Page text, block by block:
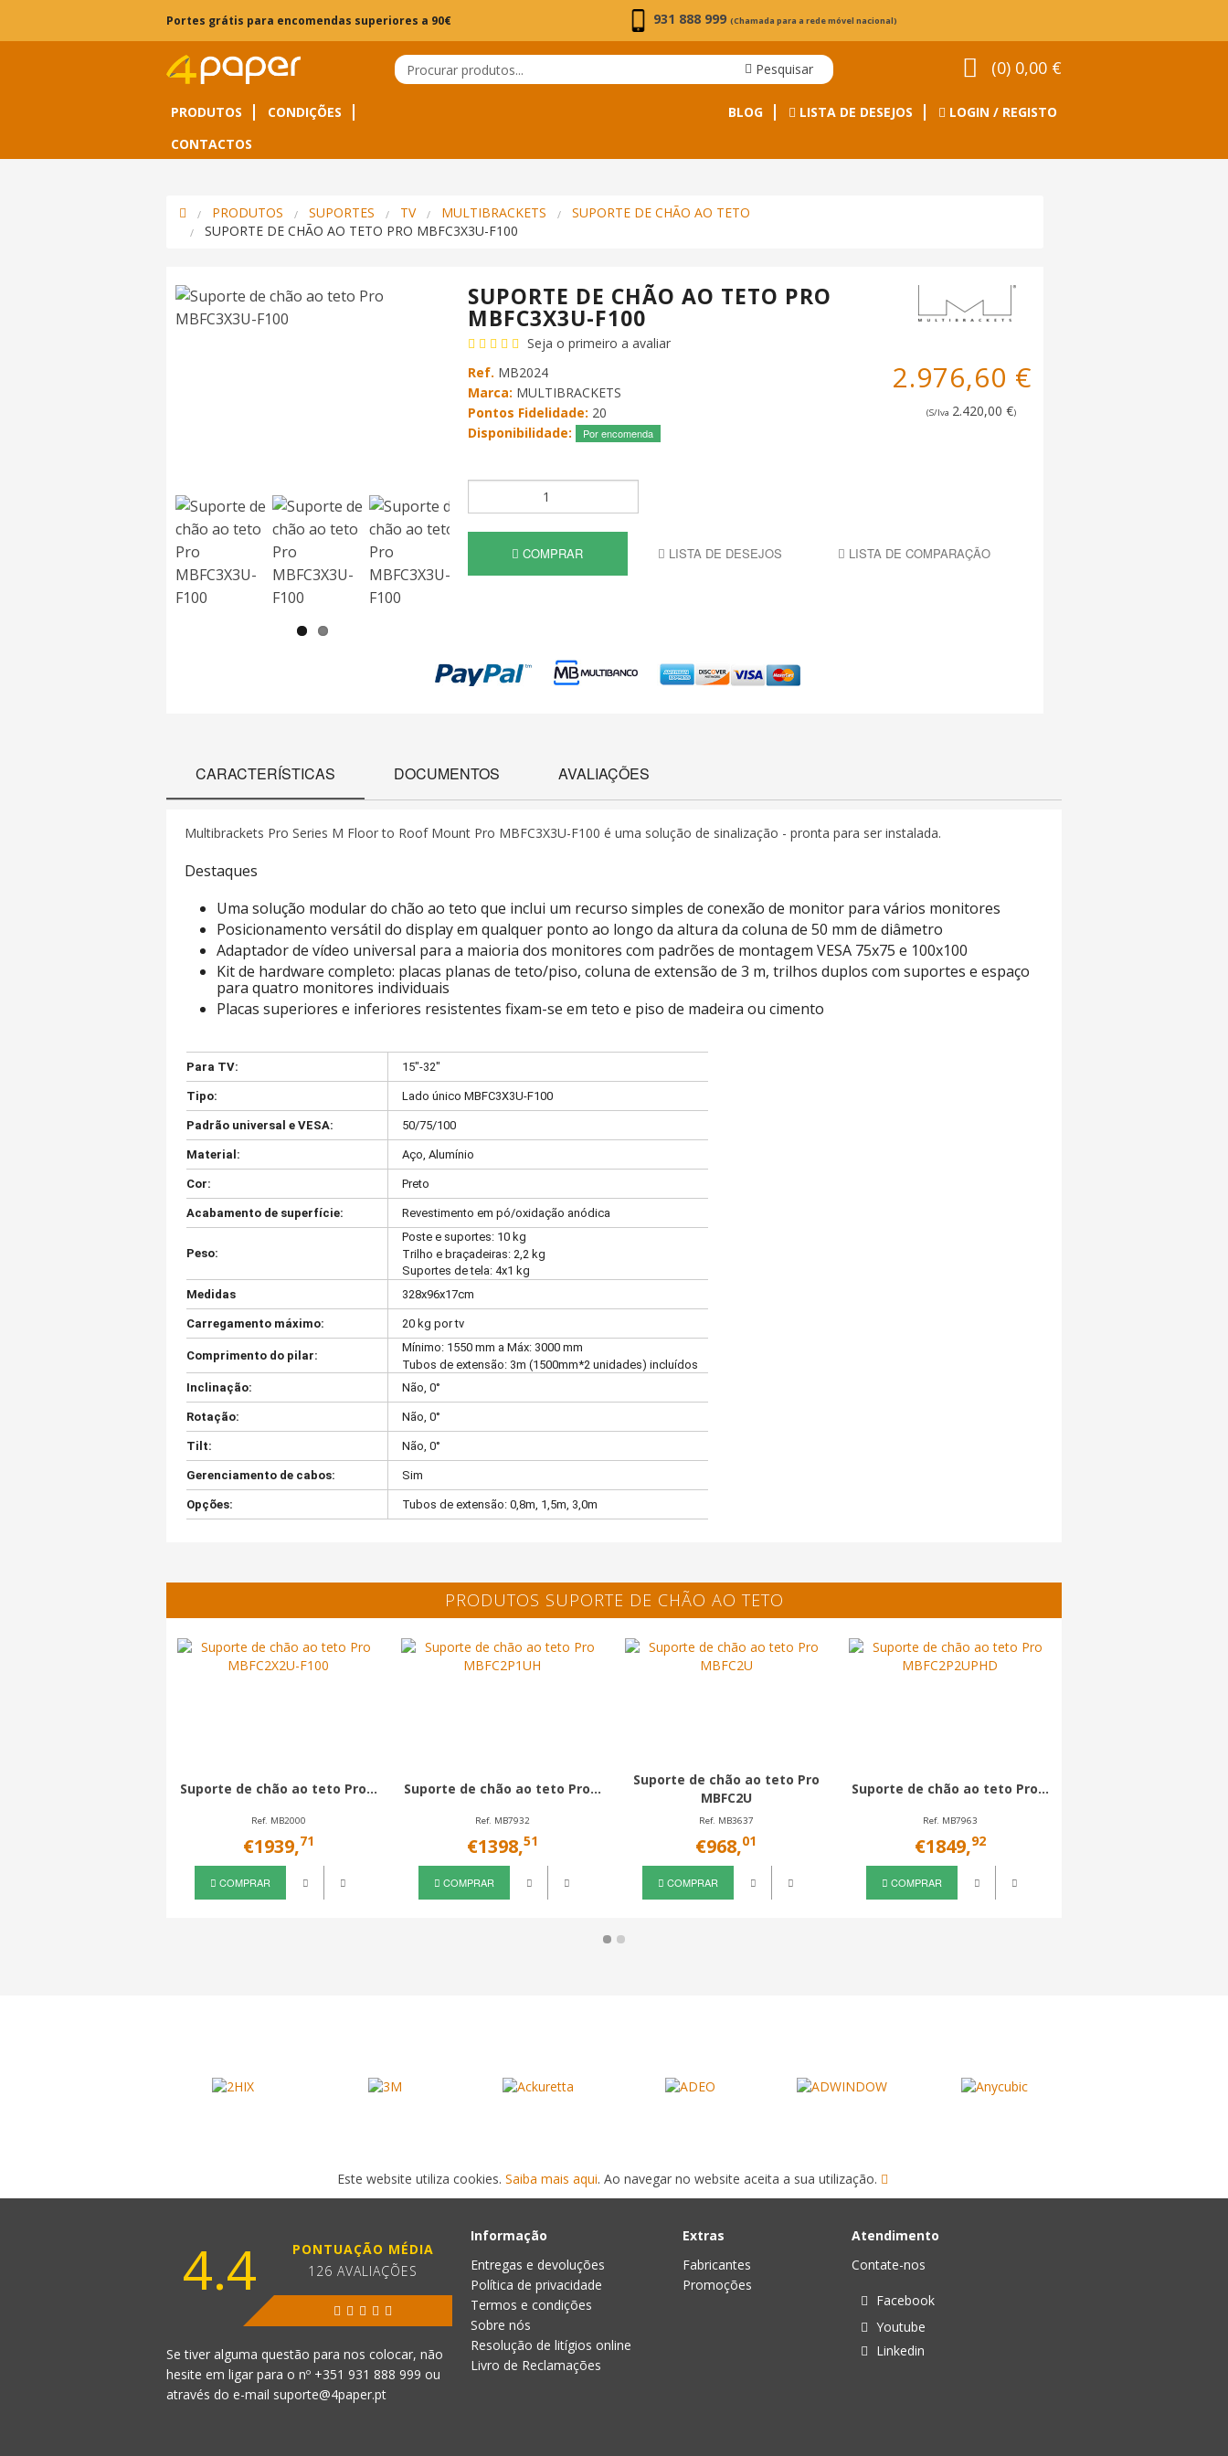
Portes grátis para encomendas superiores a 90€ 931 888 999 (Chamada para a rede móvel nacional)
(0) 0,00 €
Pesquisar
PRODUTOS
CONDIÇÕES
CONTACTOS
BLOG LISTA DE DESEJOS LOGIN / REGISTO
PRODUTOS SUPORTES TV MULTIBRACKETS
SUPORTE DE CHÃO AO TETO
SUPORTE DE CHÃO AO TETO PRO MBFC3X3U-F100
SUPORTE DE CHÃO AO TETO PRO
MBFC3X3U-F100
Seja o primeiro a avaliar
Ref. MB2024
Marca: MULTIBRACKETS
Pontos Fidelidade: 20
Disponibilidade:
Por encomenda
2.976,60 €
(S/Iva 2.420,00 €)
COMPRAR LISTA DE DESEJOS LISTA DE COMPARAÇÃO
CARACTERÍSTICAS DOCUMENTOS AVALIAÇÕES
Multibrackets Pro Series M Floor to Roof Mount Pro MBFC3X3U-F100 é uma solução de sinalização - pronta para ser instalada.
Destaques
Uma solução modular do chão ao teto que inclui um recurso simples de conexão de monitor para vários monitores
Posicionamento versátil do display em qualquer ponto ao longo da altura da coluna de 50 mm de diâmetro
Adaptador de vídeo universal para a maioria dos monitores com padrões de montagem VESA 75x75 e 100x100
Kit de hardware completo: placas planas de teto/piso, coluna de extensão de 3 m, trilhos duplos com suportes e espaço
para quatro monitores individuais
Placas superiores e inferiores resistentes fixam-se em teto e piso de madeira ou cimento
Para TV: 15"-32"
Tipo: Lado único MBFC3X3U-F100
Padrão universal e VESA: 50/75/100
Material: Aço, Alumínio
Cor: Preto
Acabamento de superfície: Revestimento em pó/oxidação anódica
Peso:
Poste e suportes: 10 kg
Trilho e braçadeiras: 2,2 kg
Suportes de tela: 4x1 kg
Medidas
328x96x17cm
Carregamento máximo: 20 kg por tv
Comprimento do pilar:
Mínimo: 1550 mm a Máx: 3000 mm
Tubos de extensão: 3m (1500mm*2 unidades) incluídos
Inclinação:
Não, 0°
Rotação: Não, 0°
Tilt: Não, 0°
Gerenciamento de cabos: Sim
Opções: Tubos de extensão: 0,8m, 1,5m, 3,0m
PRODUTOS SUPORTE DE CHÃO AO TETO
Suporte de chão ao teto Pro...
Ref. MB2000
€1939,71
COMPRAR
Suporte de chão ao teto Pro...
Ref. MB7932
€1398,51
COMPRAR
Suporte de chão ao teto Pro
MBFC2U
Ref. MB3637
€968,01
COMPRAR
Suporte de chão ao teto Pro...
Ref. MB7963
€1849,92
COMPRAR
Este website utiliza cookies. Saiba mais aqui. Ao navegar no website aceita a sua utilização.
4.4
PONTUAÇÃO MÉDIA
126 AVALIAÇÕES
Se tiver alguma questão para nos colocar, não
hesite em ligar para o nº +351 931 888 999 ou
através do e-mail suporte@4paper.pt
Informação
Entregas e devoluções
Política de privacidade
Termos e condições
Sobre nós
Resolução de litígios online
Livro de Reclamações
Extras
Fabricantes
Promoções
Atendimento
Contate-nos
Facebook
Youtube
Linkedin